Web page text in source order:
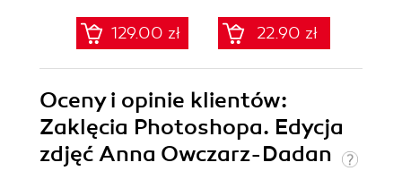
129.00 zł 22.90 zł
Oceny i opinie klientów:
Zaklęcia Photoshopa. Edycja
zdjęć Anna Owczarz-Dadan